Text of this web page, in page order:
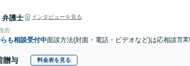
弁護士 インタビューを見る
所
も相談受付中面談方法(対面・電話・ビデオなど)は応相談営業
贈与 料金表を見る